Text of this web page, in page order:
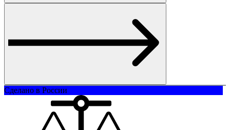
Сделано в России